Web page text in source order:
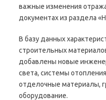
важные изменения
документах из раздела
В базу данных
строительных
добавлены новые
света, системы
отделочные материалы,
оборудование.